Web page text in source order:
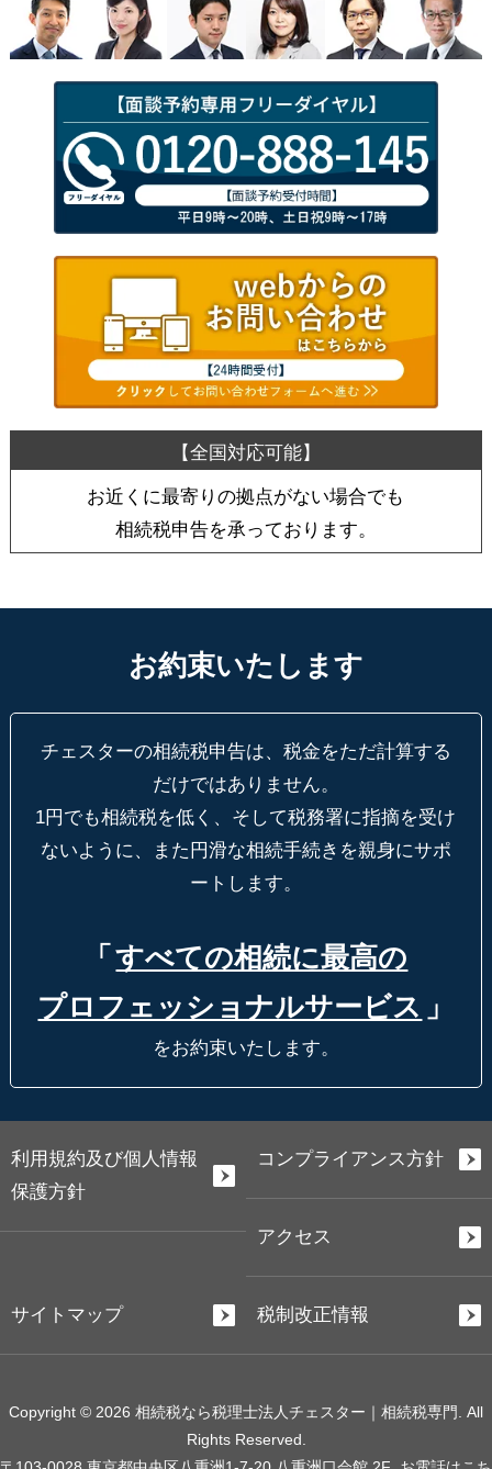
お近くに最寄りの拠点がない場合でも
相続税申告を承っております。
お約束いたします
チェスターの相続税申告は、税金をただ計算する
だけではありません。
1円でも相続税を低く、そして税務署に指摘を受け
ないように、
また円滑な相続手続きを親身にサポ
ートします。
「 すべての相続に最高の
プロフェッショナルサービス 」
をお約束いたします。
利用規約及び個人情報
保護方針
コンプライアンス方針
アクセス
サイトマップ 税制改正情報
Copyright © 2026 相続税なら税理士法人チェスター｜相続税専門. All
Rights Reserved.